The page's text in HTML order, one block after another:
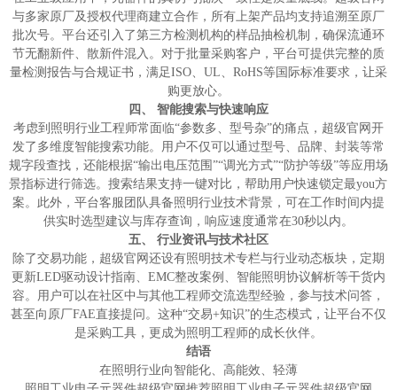
与多家原厂及授权代理商建立合作，所有上架产品均支持追溯至原厂
批次号。平台还引入了第三方检测机构的样品抽检机制，确保流通环
节无翻新件、散新件混入。对于批量采购客户，平台可提供完整的质
量检测报告与合规证书，满足ISO、UL、RoHS等国际标准要求，让采
购更放心。
四、 智能搜索与快速响应
考虑到照明行业工程师常面临“参数多、型号杂”的痛点，超级官网开
发了多维度智能搜索功能。用户不仅可以通过型号、品牌、封装等常
规字段查找，还能根据“输出电压范围”“调光方式”“防护等级”等应用场
景指标进行筛选。搜索结果支持一键对比，帮助用户快速锁定最you方
案。此外，平台客服团队具备照明行业技术背景，可在工作时间内提
供实时选型建议与库存查询，响应速度通常在30秒以内。
五、 行业资讯与技术社区
除了交易功能，超级官网还设有照明技术专栏与行业动态板块，定期
更新LED驱动设计指南、EMC整改案例、智能照明协议解析等干货内
容。用户可以在社区中与其他工程师交流选型经验，参与技术问答，
甚至向原厂FAE直接提问。这种“交易+知识”的生态模式，让平台不仅
是采购工具，更成为照明工程师的成长伙伴。
结语
在照明行业向智能化、高能效、轻薄